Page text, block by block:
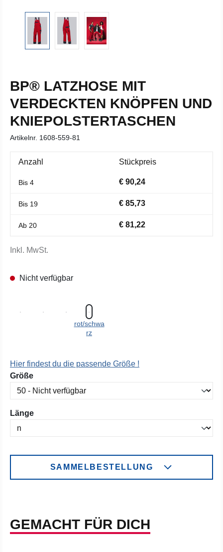
BP® LATZHOSE MIT
VERDECKTEN KNÖPFEN UND
KNIEPOLSTERTASCHEN
Artikelnr. 1608-559-81
Anzahl Stückpreis
Bis 4 € 90,24
Bis 19 € 85,73
Ab 20 € 81,22
Inkl. MwSt.
Nicht verfügbar
rot/schwa
rz
Hier findest du die passende Größe !
Größeauswählen
Längeauswählen
SAMMELBESTELLUNG
GEMACHT FÜR DICH